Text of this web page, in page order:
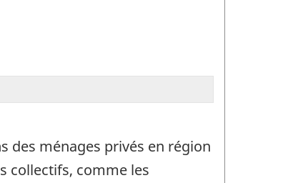
des ménages privés en région
collectifs, comme les